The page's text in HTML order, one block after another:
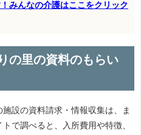
みんなの介護はここをクリック
の里の資料のもらい
設の資料請求・情報収集は、ま
で調べると、入所費用や特徴、